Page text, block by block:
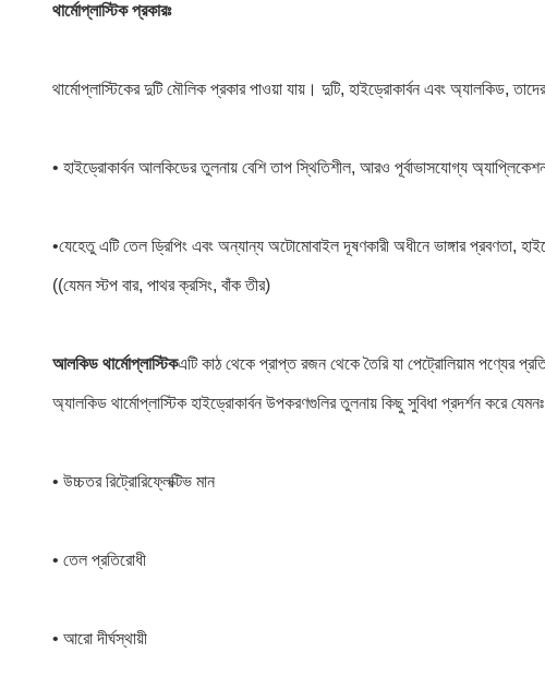
থার্মোপ্লাস্টিক প্রকারঃ
থার্মোপ্লাস্টিকের দুটি মৌলিক প্রকার পাওয়া যায়। দুটি, হাইড্রোকার্বন এবং অ্যালকিড,
• হাইড্রোকার্বন আলকিডের তুলনায় বেশি তাপ স্থিতিশীল, আরও পূর্বাভাসযোগ্য অ্যাপ্লিকেশন
•যেহেতু এটি তেল ড্রিপিং এবং অন্যান্য অটোমোবাইল দূষণকারী অধীনে ভাঙ্গার প্রবণতা,
((যেমন স্টপ বার, পাথর ক্রসিং, বাঁক তীর)
আলকিড থার্মোপ্লাস্টিকএটি কাঠ থেকে প্রাপ্ত রজন থেকে তৈরি যা পেট্রোলিয়াম পণ্যের
অ্যালকিড থার্মোপ্লাস্টিক হাইড্রোকার্বন উপকরণগুলির তুলনায় কিছু সুবিধা প্রদর্শন করে যেমনঃ
• উচ্চতর রিট্রোরিফ্লেক্টিভ মান
• তেল প্রতিরোধী
• আরো দীর্ঘস্থায়ী